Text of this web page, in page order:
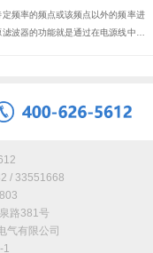
频率的频点或该频点以外的频率进
波器的功能就是通过在电源线中接
向网络，它的一端是电源，另一端
电源滤波器的原理就是一种——阻抗
。性能测...
/ 33551668
路381号
气有限公司